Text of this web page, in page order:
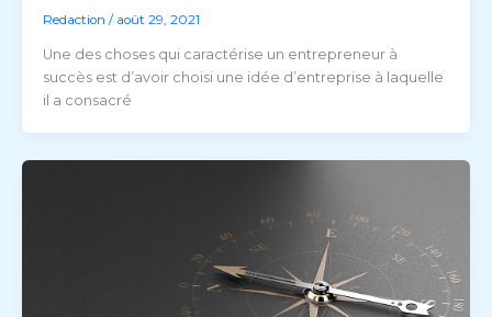
Redaction / août 29, 2021
Une des choses qui caractérise un entrepreneur à
succès est d’avoir choisi une idée d’entreprise à laquelle
il a consacré